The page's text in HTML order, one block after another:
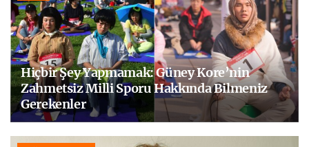
Hiçbir Şey Yapmamak: Güney Kore’nin
Zahmetsiz Milli Sporu Hakkında Bilmeniz
Gerekenler